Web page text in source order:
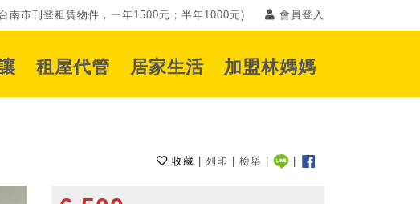
南市刊登租賃物件，一年1500元；半年1000元) 會員登入
租屋代管 居家生活 加盟林媽媽
收藏 | 列印 | 檢舉 | |